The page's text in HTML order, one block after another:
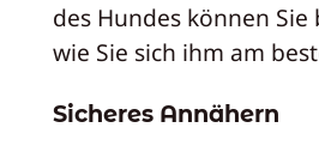
des Hundes können
wie Sie sich ihm am
Sicheres Annähern